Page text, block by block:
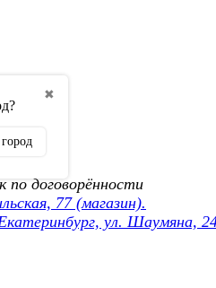
✖
договорённости
77 (магазин).
ул. Шаумяна,